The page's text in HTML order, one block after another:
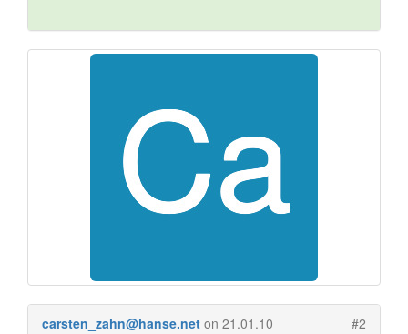
carsten_zahn@hanse.net on 21.01.10 #2